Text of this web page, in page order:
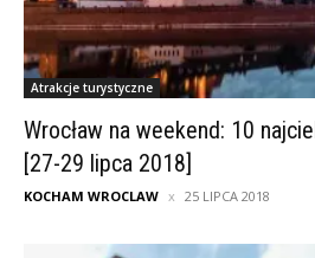
Atrakcje turystyczne
Wrocław na weekend: 10
[27-29 lipca 2018]
KOCHAM WROCLAW 25 LIPCA 2018